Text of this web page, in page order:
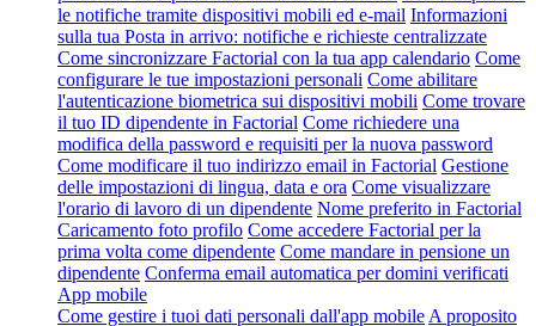
le notifiche tramite dispositivi mobili ed e-mail Informazioni
sulla tua Posta in arrivo: notifiche e richieste centralizzate
Come sincronizzare Factorial con la tua app calendario Come
configurare le tue impostazioni personali Come abilitare
l'autenticazione biometrica sui dispositivi mobili Come trovare
il tuo ID dipendente in Factorial Come richiedere una
modifica della password e requisiti per la nuova password
Come modificare il tuo indirizzo email in Factorial Gestione
delle impostazioni di lingua, data e ora Come visualizzare
l'orario di lavoro di un dipendente Nome preferito in Factorial
Caricamento foto profilo Come accedere Factorial per la
prima volta come dipendente Come mandare in pensione un
dipendente Conferma email automatica per domini verificati
App mobile
Come gestire i tuoi dati personali dall'app mobile A proposito